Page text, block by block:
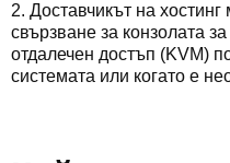
2. Доставчикът на
свързване за конзолата
отдалечен достъп (KVM)
системата или когато е